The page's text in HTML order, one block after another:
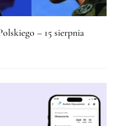
– 15 sierpnia